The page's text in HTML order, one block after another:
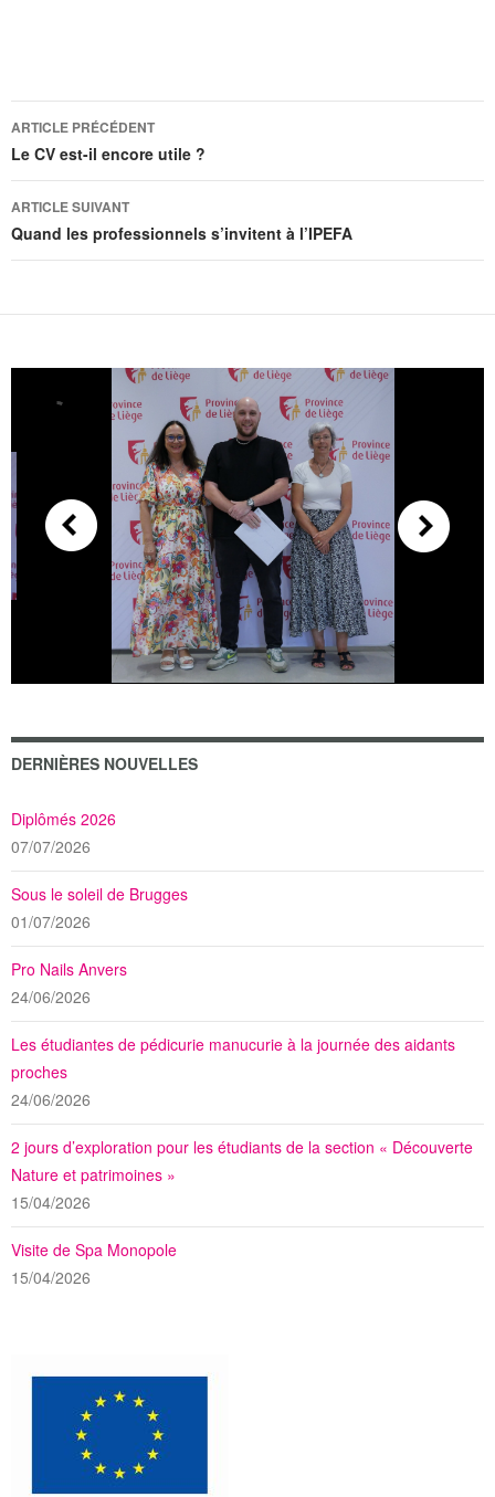
ARTICLE PRÉCÉDENT
Le CV est-il encore utile ?
ARTICLE SUIVANT
Quand les professionnels s’invitent à l’IPEFA
DERNIÈRES NOUVELLES
Diplômés 2026
07/07/2026
Sous le soleil de Brugges
01/07/2026
Pro Nails Anvers
24/06/2026
Les étudiantes de pédicurie manucurie à la journée des aidants
proches
24/06/2026
2 jours d’exploration pour les étudiants de la section « Découverte
Nature et patrimoines »
15/04/2026
Visite de Spa Monopole
15/04/2026